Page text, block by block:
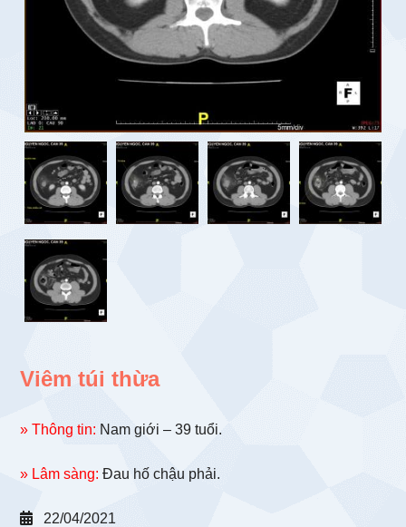
Viêm túi thừa
» Thông tin: Nam giới – 39 tuổi.
» Lâm sàng: Đau hố chậu phải.
22/04/2021